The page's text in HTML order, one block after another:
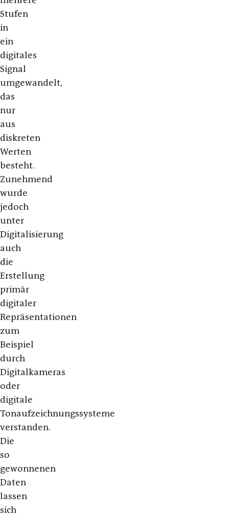
Stufen
in
ein
digitales
Signal
umgewandelt,
das
nur
aus
diskreten
Werten
besteht.
Zunehmend
wurde
jedoch
unter
Digitalisierung
auch
die
Erstellung
primär
digitaler
Repräsentationen
zum
Beispiel
durch
Digitalkameras
oder
digitale
Tonaufzeichnungssysteme
verstanden.
Die
so
gewonnenen
Daten
lassen
sich